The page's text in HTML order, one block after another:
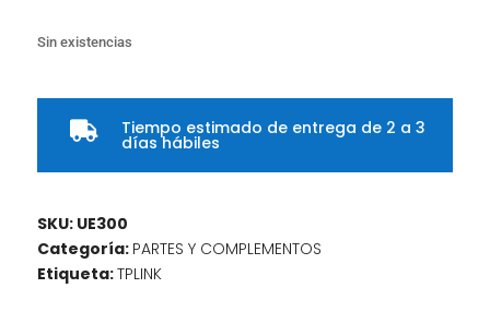
Sin existencias
 Tiempo estimado de entrega de 2 a 3
días hábiles
SKU: UE300
Categoría: PARTES Y COMPLEMENTOS
Etiqueta:TPLINK